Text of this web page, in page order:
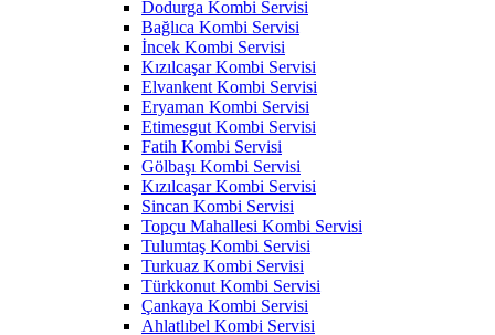
Dodurga Kombi Servisi
Bağlıca Kombi Servisi
İncek Kombi Servisi
Kızılcaşar Kombi Servisi
Elvankent Kombi Servisi
Eryaman Kombi Servisi
Etimesgut Kombi Servisi
Fatih Kombi Servisi
Gölbaşı Kombi Servisi
Kızılcaşar Kombi Servisi
Sincan Kombi Servisi
Topçu Mahallesi Kombi Servisi
Tulumtaş Kombi Servisi
Turkuaz Kombi Servisi
Türkkonut Kombi Servisi
Çankaya Kombi Servisi
Ahlatlıbel Kombi Servisi